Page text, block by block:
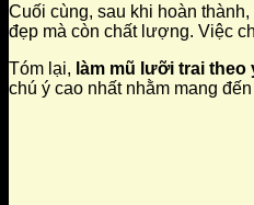
Cuối cùng, sau khi hoàn
đẹp mà còn chất lượng. Việc
Tóm lại, làm mũ lưỡi trai theo
chú ý cao nhất nhằm mang